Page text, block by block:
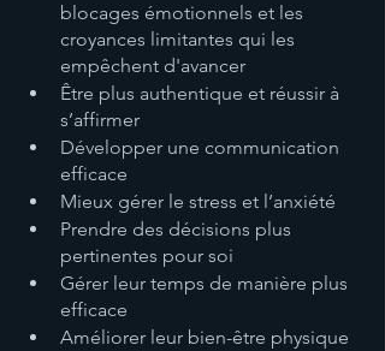
blocages émotionnels et les
croyances limitantes qui les
empêchent d'avancer
Être plus authentique et réussir à
s’affirmer
Développer une communication
efficace
Mieux gérer le stress et l’anxiété
Prendre des décisions plus
pertinentes pour soi
Gérer leur temps de manière plus
efficace
Améliorer leur bien-être physique